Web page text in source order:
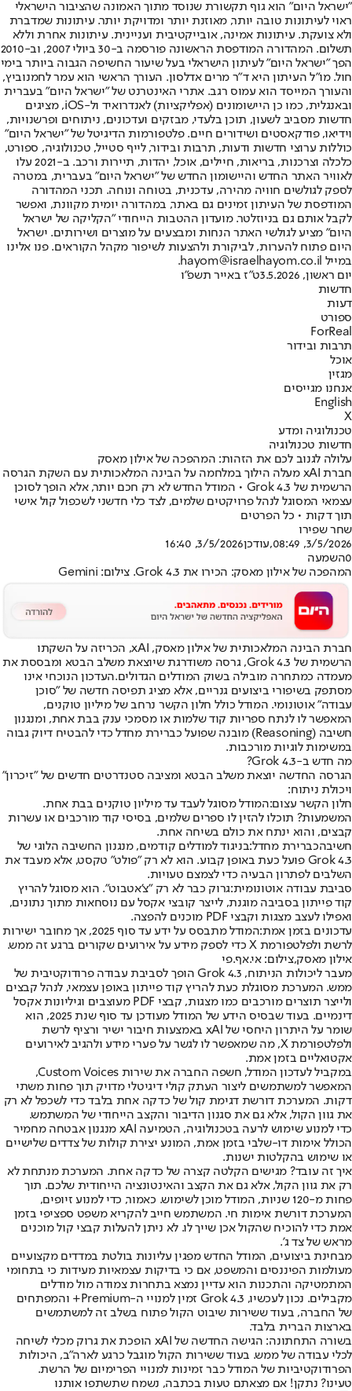
"ישראל היום" הוא גוף תקשורת שנוסד מתוך האמונה שהציבור הישראלי
ראוי לעיתונות טובה יותר, מאוזנת יותר ומדויקת יותר. עיתונות שמדברת
ולא צועקת. עיתונות אמינה, אובייקטיבית ועניינית. עיתונות אחרת וללא
תשלום. המהדורה המודפסת הראשונה פורסמה ב-30 ביולי 2007, וב-2010
הפך "ישראל היום" לעיתון הישראלי בעל שיעור החשיפה הגבוה ביותר בימי
חול. מו"ל העיתון היא ד"ר מרים אדלסון. העורך הראשי הוא עמר לחמנוביץ,
והעורך המייסד הוא עמוס רגב. אתרי האינטרנט של "ישראל היום" בעברית
ובאנגלית, כמו כן היישומונים (אפליקציות) לאנדרואיד ול-iOS, מציגים
חדשות מסביב לשעון, תוכן בלעדי, מבזקים ועדכונים, ניתוחים ופרשנויות,
וידיאו, פודקאסטים ושידורים חיים. פלטפורמות הדיגיטל של "ישראל היום"
כוללות ערוצי חדשות ודעות, תרבות ובידור, לייף סטייל, טכנולוגיה, ספורט,
כלכלה וצרכנות, בריאות, חיילים, אוכל, יהדות, תיירות ורכב. ב-2021 עלו
לאוויר האתר החדש והיישומון החדש של "ישראל היום" בעברית, במטרה
לספק לגולשים חוויה מהירה, עדכנית, בטוחה ונוחה. תכני המהדורה
המודפסת של העיתון זמינים גם באתר, במהדורה יומית מקוונת, ואפשר
לקבל אותם גם בניוזלטר. מועדון ההטבות הייחודי "הקליקה של ישראל
היום" מציע לגולשי האתר הנחות ומבצעים על מוצרים ושירותים. ישראל
היום פתוח להערות, לביקורת ולהצעות לשיפור מקהל הקוראים. פנו אלינו
במייל hayom@israelhayom.co.il.
יום ראשון, 3.5.2026
ט"ז באייר תשפ"ו
חדשות
דעות
ספורט
ForReal
תרבות ובידור
אוכל
מגזין
אנחנו מגייסים
English
X
טכנולוגיה ומדע
חדשות טכנולוגיה
עלולה לגנוב לכם את הזהות: המהפכה של אילון מאסק
חברת xAI מעלה הילוך במלחמה על הבינה המלאכותית עם השקת הגרסה
הרשמית של Grok 4.3 • המודל החדש לא רק חכם יותר, אלא הופך לסוכן
עצמאי המסוגל לנהל פרויקטים שלמים, לצד כלי חדשני לשכפול קול אישי
תוך דקות • כל הפרטים
שחר שפירו
3/5/2026, 08:49
,עודכן3/5/2026, 16:40
0השמעה
המהפכה של אילון מאסק: הכירו את Grok 4.3. צילום: Gemini
חברת הבינה המלאכותית של אילון מאסק, xAI, הכריזה על השקתו
הרשמית של Grok 4.3, גרסה משודרגת שיוצאת משלב הבטא ומבססת את
מעמדה כמתחרה מובילה בשוק המודלים הגדולים.העדכון הנוכחי אינו
מסתפק בשיפורי ביצועים גנריים, אלא מציג תפיסה חדשה של "סוכן
עבודה" אוטונומי. המודל כולל חלון הקשר נרחב של מיליון טוקנים,
המאפשר לו לנתח ספריות קוד שלמות או מסמכי ענק בבת אחת, ומנגנון
חשיבה (Reasoning) מובנה שפועל כברירת מחדל כדי להבטיח דיוק גבוה
במשימות לוגיות מורכבות.
מה חדש ב-Grok 4.3?
הגרסה החדשה יוצאת משלב הבטא ומציבה סטנדרטים חדשים של "זיכרון"
ויכולת ניתוח:
חלון הקשר עצום:המודל מסוגל לעבד עד מיליון טוקנים בבת אחת.
המשמעות? תוכלו להזין לו ספרים שלמים, בסיסי קוד מורכבים או עשרות
קבצים, והוא ינתח את כולם בשיחה אחת.
חשיבהכברירת מחדל:בניגוד למודלים קודמים, מנגנון החשיבה הלוגי של
Grok 4.3 פועל כעת באופן קבוע. הוא לא רק "פולט" טקסט, אלא מעבד את
השלבים לפתרון הבעיה כדי לצמצם טעויות.
סביבת עבודה אוטונומית:גרוק כבר לא רק "צ'אטבוט". הוא מסוגל להריץ
קוד פייתון בסביבה מוגנת, לייצר קובצי אקסל עם נוסחאות מתוך נתונים,
ואפילו לעצב מצגות וקבצי PDF מוכנים להפצה.
עדכונים בזמן אמת:
המודל מתבסס על ידע עד סוף 2025, אך מחובר ישירות
לרשת ולפלטפורמת X כדי לספק מידע על אירועים שקורים ברגע זה ממש.
אילון מאסק,צילום: אי.אף.פי
מעבר ליכולות הניתוח, Grok 4.3 הופך לסביבת עבודה פרודוקטיבית של
ממש. המערכת מסוגלת כעת להריץ קוד פייתון באופן עצמאי, לנהל קבצים
ולייצר תוצרים מורכבים כמו מצגות, קבצי PDF מעוצבים וגיליונות אקסל
דינמיים. בעוד שבסיס הידע של המודל מעודכן עד סוף שנת 2025, הוא
שומר על היתרון היחסי של xAI באמצעות חיבור ישיר ורציף לרשת
ולפלטפורמת X, מה שמאפשר לו לגשר על פערי מידע ולהגיב לאירועים
אקטואליים בזמן אמת.
במקביל לעדכון המודל, חשפה החברה את שירות Custom Voices,
המאפשר למשתמשים ליצור העתק קולי דיגיטלי מדויק תוך פחות משתי
דקות. המערכת דורשת דגימת קול של כדקה אחת בלבד כדי לשכפל לא רק
את גוון הקול, אלא גם את סגנון הדיבור והקצב הייחודי של המשתמש.
כדי למנוע שימוש לרעה בטכנולוגיה, הטמיעה xAI מנגנון אבטחה מחמיר
הכולל אימות דו-שלבי בזמן אמת, המונע יצירת קולות של צדדים שלישיים
או שימוש בהקלטות ישנות.
איך זה עובד? מגישים הקלטה קצרה של כדקה אחת. המערכת מנתחת לא
רק את גוון הקול, אלא גם את הקצב והאינטונציה הייחודית שלכם. תוך
פחות מ-120 שניות, המודל מוכן לשימוש. כאמור, כדי למנוע זיופים,
המערכת דורשת אימות חי. המשתמש חייב להקריא משפט ספציפי בזמן
אמת כדי להוכיח שהקול אכן שייך לו. לא ניתן להעלות קבצי קול מוכנים
מראש של צד ג'.
מבחינת ביצועים, המודל החדש מפגין עליונות בולטת במדדים מקצועיים
מעולמות הפיננסים והמשפט, אם כי בדיקות עצמאיות מעידות כי בתחומי
המתמטיקה והתכנות הוא עדיין נמצא בתחרות צמודה מול מודלים
מקבילים. נכון לעכשיו, Grok 4.3 זמין למנויי ה-Premium+ והמפתחים
של החברה, בעוד ששירות שיבוט הקול פתוח בשלב זה למשתמשים
בארצות הברית בלבד.
בשורה התחתונה: הגישה החדשה של xAI הופכת את גרוק מכלי לשיחה
לכלי עבודה של ממש. בעוד ששירות הקול מוגבל כרגע לארה"ב, היכולות
הפרודוקטיביות של המודל כבר זמינות למנויי הפרימיום של הרשת.
טעינו? נתקן! אם מצאתם טעות בכתבה, נשמח שתשתפו אותנו